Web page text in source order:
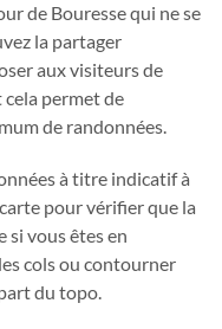
de Bouresse qui ne se
la partager
aux visiteurs de
permet de
de randonnées.
à titre indicatif à
pour vérifier que la
si vous êtes en
cols ou contourner
du topo.